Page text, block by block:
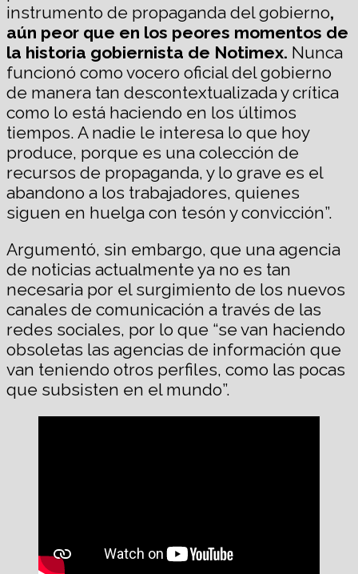
instrumento de propaganda del gobierno,
aún peor que en los peores momentos de
la historia gobiernista de Notimex. Nunca
funcionó como vocero oficial del gobierno
de manera tan descontextualizada y crítica
como lo está haciendo en los últimos
tiempos. A nadie le interesa lo que hoy
produce, porque es una colección de
recursos de propaganda, y lo grave es el
abandono a los trabajadores, quienes
siguen en huelga con tesón y convicción”.
Argumentó, sin embargo, que una agencia
de noticias actualmente ya no es tan
necesaria por el surgimiento de los nuevos
canales de comunicación a través de las
redes sociales, por lo que “se van haciendo
obsoletas las agencias de información que
van teniendo otros perfiles, como las pocas
que subsisten en el mundo”.